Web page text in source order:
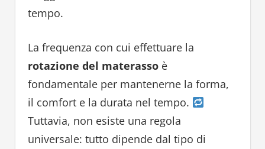
tempo.
La frequenza con cui effettuare la
rotazione del materassoè
fondamentale per mantenerne la forma,
il comfort e la durata nel tempo.
Tuttavia, non esiste una regola
universale: tutto dipende dal tipo di